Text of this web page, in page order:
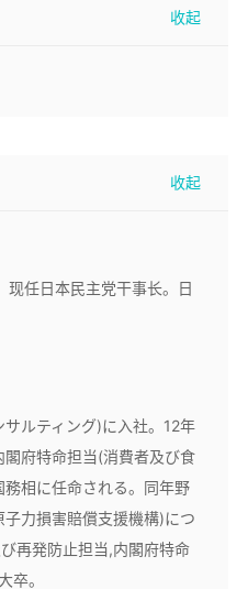
任日本民主党干事长。日
ルティング)に入社。12年
府特命担当(消費者及び食
相に任命される。同年野
力損害賠償支援機構)につ
再発防止担当,内閣府特命
卒。